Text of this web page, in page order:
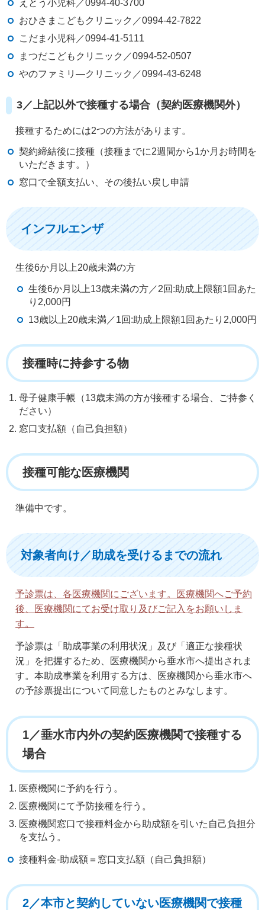
えとう小児科／0994-40-3700
おひさまこどもクリニック／0994-42-7822
こだま小児科／0994-41-5111
まつだこどもクリニック／0994-52-0507
やのファミリ―クリニック／0994-43-6248
3／上記以外で接種する場合（契約医療機関外）
接種するためには2つの方法があります。
契約締結後に接種（接種までに2週間から1か月お時間を
いただきます。）
窓口で全額支払い、その後払い戻し申請
インフルエンザ
生後6か月以上20歳未満の方
生後6か月以上13歳未満の方／2回:助成上限額1回あた
り2,000円
13歳以上20歳未満／1回:助成上限額1回あたり2,000円
接種時に持参する物
母子健康手帳（13歳未満の方が接種する場合、ご持参く
ださい）
窓口支払額（自己負担額）
接種可能な医療機関
準備中です。
対象者向け／助成を受けるまでの流れ
予診票は、各医療機関にございます。医療機関へご予約
後、医療機関にてお受け取り及びご記入をお願いしま
す。
予診票は「助成事業の利用状況」及び「適正な接種状
況」を把握するため、医療機関から垂水市へ提出されま
す。本助成事業を利用する方は、医療機関から垂水市へ
の予診票提出について同意したものとみなします。
1／垂水市内外の契約医療機関で接種する
場合
医療機関に予約を行う。
医療機関にて予防接種を行う。
医療機関窓口で接種料金から助成額を引いた自己負担分
を支払う。
接種料金-助成額＝窓口支払額（自己負担額）
2／本市と契約していない医療機関で接種